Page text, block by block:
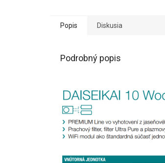
Popis Diskusia
Podrobný popis